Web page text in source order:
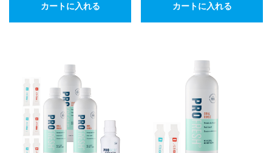
カートに入れる カートに入れる